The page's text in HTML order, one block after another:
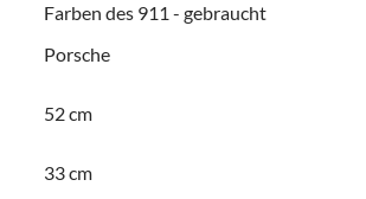
Farben des 911 - gebraucht
Porsche
52 cm
33 cm